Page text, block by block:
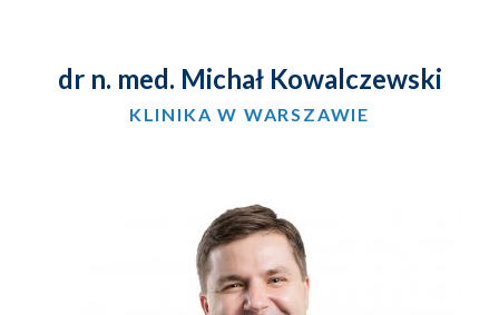
dr n. med. Michał Kowalczewski
KLINIKA W WARSZAWIE